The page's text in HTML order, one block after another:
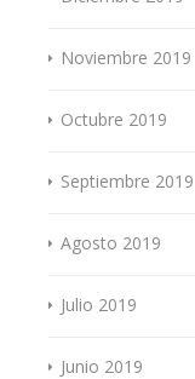
Noviembre 2019
Octubre 2019
Septiembre 2019
Agosto 2019
Julio 2019
Junio 2019